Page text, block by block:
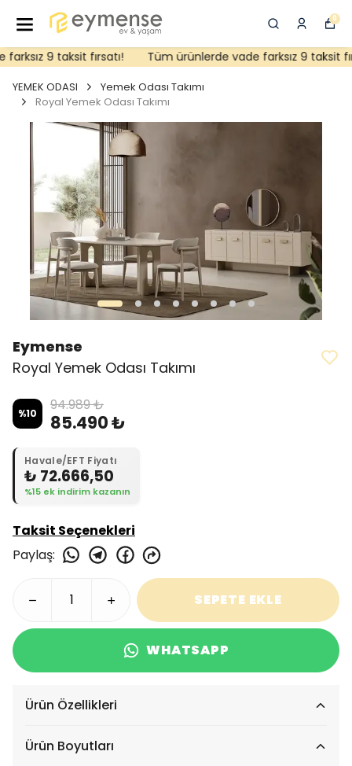
0
9 taksit fırsatı! Tüm ürünlerde vade farksız 9 taksit
YEMEK ODASI
Yemek Odası Takımı
Royal Yemek Odası Takımı
Eymense
Royal Yemek Odası Takımı
%10 94.989 ₺
85.490 ₺
Havale/EFT Fiyatı
₺ 72.666,50
%15 ek indirim kazanın
Taksit Seçenekleri
Paylaş:
SEPETE EKLE
WHATSAPP
Ürün Özellikleri
Ürün Boyutları